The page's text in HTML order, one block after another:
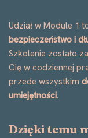
Udział w Module 1
bezpieczeństwo i
Szkolenie zostało
Cię w codziennej
przede wszystkim
umiejętności.
Dzięki temu